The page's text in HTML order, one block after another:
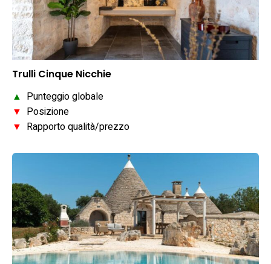
Trulli Cinque Nicchie
▲ Punteggio globale
▼ Posizione
▼ Rapporto qualità/prezzo